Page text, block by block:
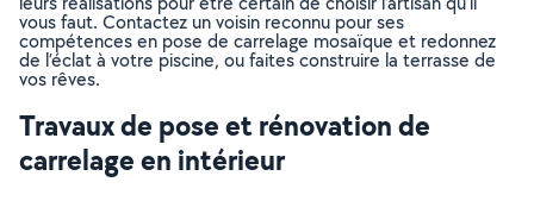
vous faut. Contactez un voisin reconnu pour ses
compétences en pose de carrelage mosaïque et redonnez
de l’éclat à votre piscine, ou faites construire la terrasse de
vos rêves.
Travaux de pose et rénovation de
carrelage en intérieur